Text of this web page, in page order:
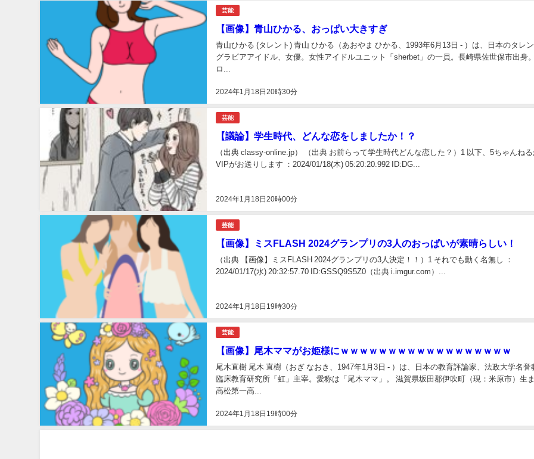
芸能
【画像】青山ひかる、おっぱい大きすぎ
2024年1月18日20時30分
青山ひかる (タレント) 青山 ひかる（あおやま ひかる、1993年6月13日 - ）は、日本のタレン
グラビアアイドル、女優。女性アイドルユニット「sherbet」の一員。長崎県佐世保市出身
ロ...
芸能
【議論】学生時代、どんな恋をしましたか！？
2024年1月18日20時00分
（出典 classy-online.jp） （出典 お前らって学生時代どんな恋した？）1 以下、5ちゃんねる
VIPがお送りします ：2024/01/18(木) 05:20:20.992 ID:DG...
芸能
【画像】ミスFLASH 2024グランプリの3人のおっぱいが素晴らしい！
2024年1月18日19時30分
（出典 【画像】ミスFLASH 2024グランプリの3人決定！！）1 それでも動く名無し ：
2024/01/17(水) 20:32:57.70 ID:GSSQ9S5Z0（出典 i.imgur.com）...
芸能
【画像】尾木ママがお姫様にｗｗｗｗｗｗｗｗｗｗｗｗｗｗｗｗｗｗ
2024年1月18日19時00分
尾木直樹 尾木 直樹（おぎ なおき、1947年1月3日 - ）は、日本の教育評論家、法政大学名誉
臨床教育研究所「虹」主宰。愛称は「尾木ママ」。 滋賀県坂田郡伊吹町（現：米原市）生ま
高松第一高...